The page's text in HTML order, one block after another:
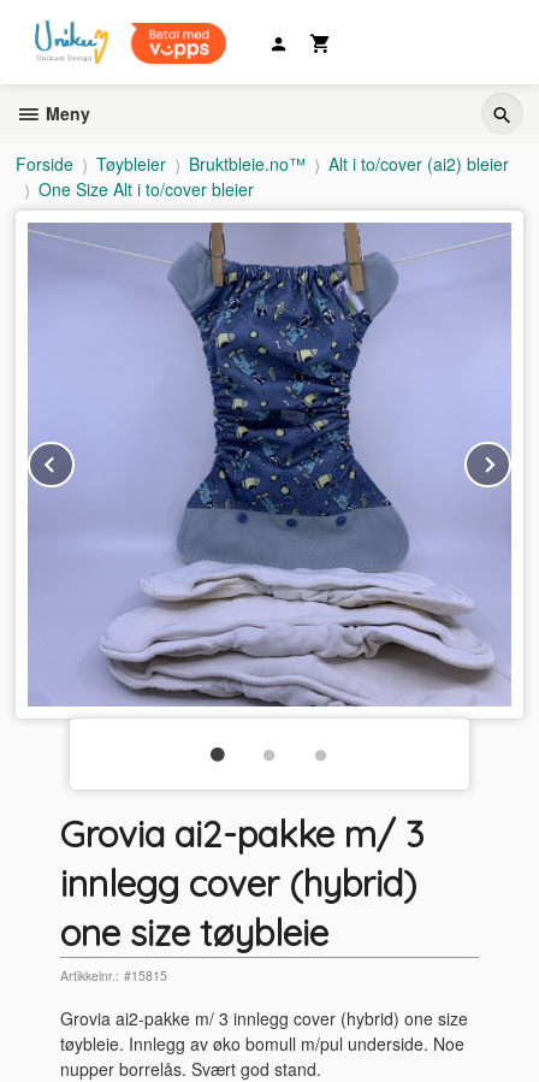
innholdet
Meny
Forside Tøybleier Bruktbleie.no™
Alt i to/cover (ai2) bleier
One Size Alt i to/cover bleier
Prev
Grovia ai2-pakke m/ 3
innlegg cover (hybrid)
one size tøybleie
Artikkelnr.: #15815
Grovia ai2-pakke m/ 3 innlegg cover (hybrid) one size
tøybleie. Innlegg av øko bomull m/pul underside. Noe
nupper borrelås. Svært god stand.